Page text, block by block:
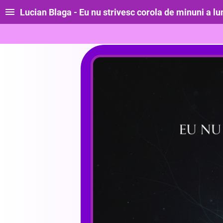
Lucian Blaga - Eu nu strivesc corola de minuni a